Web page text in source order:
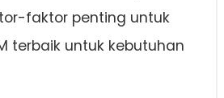
faktor penting untuk
terbaik untuk kebutuhan